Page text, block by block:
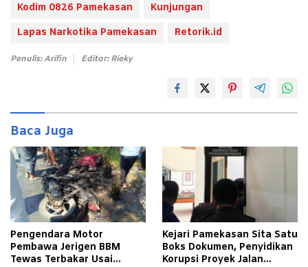
Kodim 0826 Pamekasan
Kunjungan
Lapas Narkotika Pamekasan
Retorik.id
Penulis: Arifin Editor: Rieky
Baca Juga
Pengendara Motor
Pembawa Jerigen BBM
Tewas Terbakar Usai
Kejari Pamekasan Sita Satu
Boks Dokumen, Penyidikan
Korupsi Proyek Jalan